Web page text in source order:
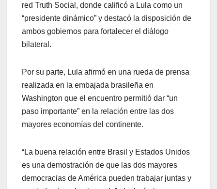
red Truth Social, donde calificó a Lula como un
“presidente dinámico” y destacó la disposición de
ambos gobiernos para fortalecer el diálogo
bilateral.
Por su parte, Lula afirmó en una rueda de prensa
realizada en la embajada brasileña en
Washington que el encuentro permitió dar “un
paso importante” en la relación entre las dos
mayores economías del continente.
“La buena relación entre Brasil y Estados Unidos
es una demostración de que las dos mayores
democracias de América pueden trabajar juntas y